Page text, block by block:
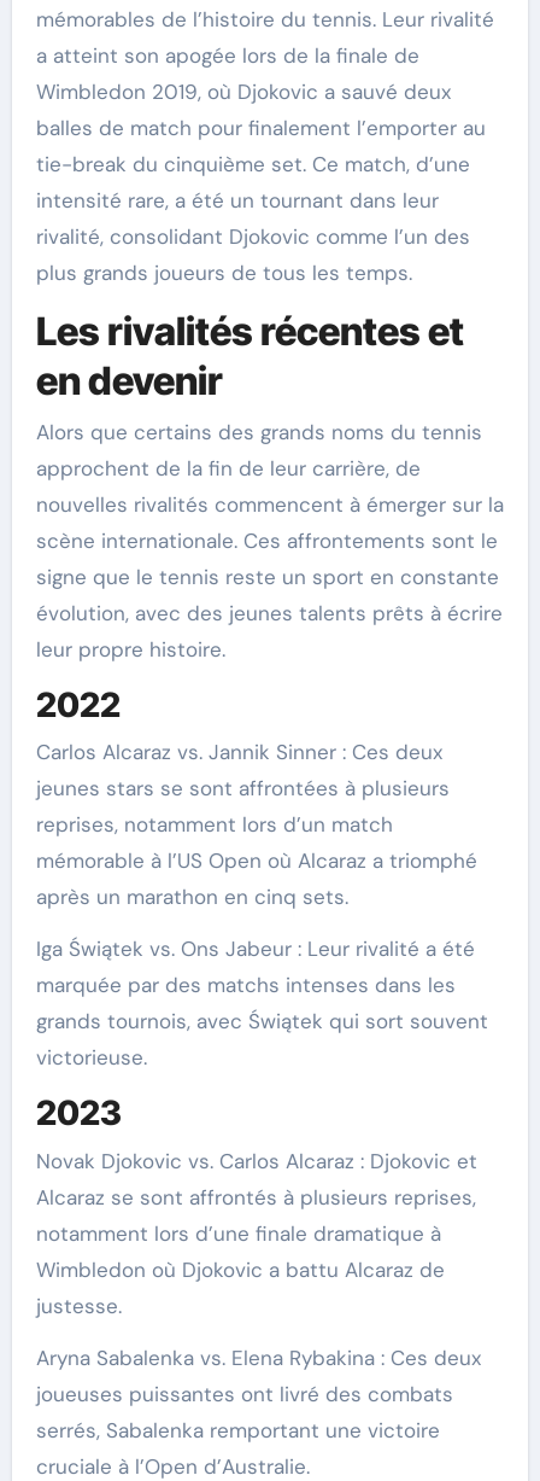
mémorables de l’histoire du tennis. Leur rivalité
a atteint son apogée lors de la finale de
Wimbledon 2019, où Djokovic a sauvé deux
balles de match pour finalement l’emporter au
tie-break du cinquième set. Ce match, d’une
intensité rare, a été un tournant dans leur
rivalité, consolidant Djokovic comme l’un des
plus grands joueurs de tous les temps.
Les rivalités récentes et
en devenir
Alors que certains des grands noms du tennis
approchent de la fin de leur carrière, de
nouvelles rivalités commencent à émerger sur la
scène internationale. Ces affrontements sont le
signe que le tennis reste un sport en constante
évolution, avec des jeunes talents prêts à écrire
leur propre histoire.
2022
Carlos Alcaraz vs. Jannik Sinner : Ces deux
jeunes stars se sont affrontées à plusieurs
reprises, notamment lors d’un match
mémorable à l’US Open où Alcaraz a triomphé
après un marathon en cinq sets.
Iga Świątek vs. Ons Jabeur : Leur rivalité a été
marquée par des matchs intenses dans les
grands tournois, avec Świątek qui sort souvent
victorieuse.
2023
Novak Djokovic vs. Carlos Alcaraz : Djokovic et
Alcaraz se sont affrontés à plusieurs reprises,
notamment lors d’une finale dramatique à
Wimbledon où Djokovic a battu Alcaraz de
justesse.
Aryna Sabalenka vs. Elena Rybakina : Ces deux
joueuses puissantes ont livré des combats
serrés, Sabalenka remportant une victoire
cruciale à l’Open d’Australie.